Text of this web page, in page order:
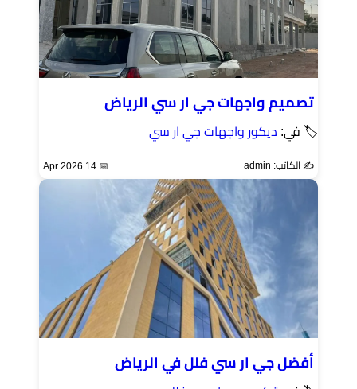
تصميم واجهات جي ار سي الرياض
🏷 في: ديكور واجهات جي ار سي
✍️ الكاتب: admin 📅 14 Apr 2026
أفضل جي ار سي فلل في الرياض